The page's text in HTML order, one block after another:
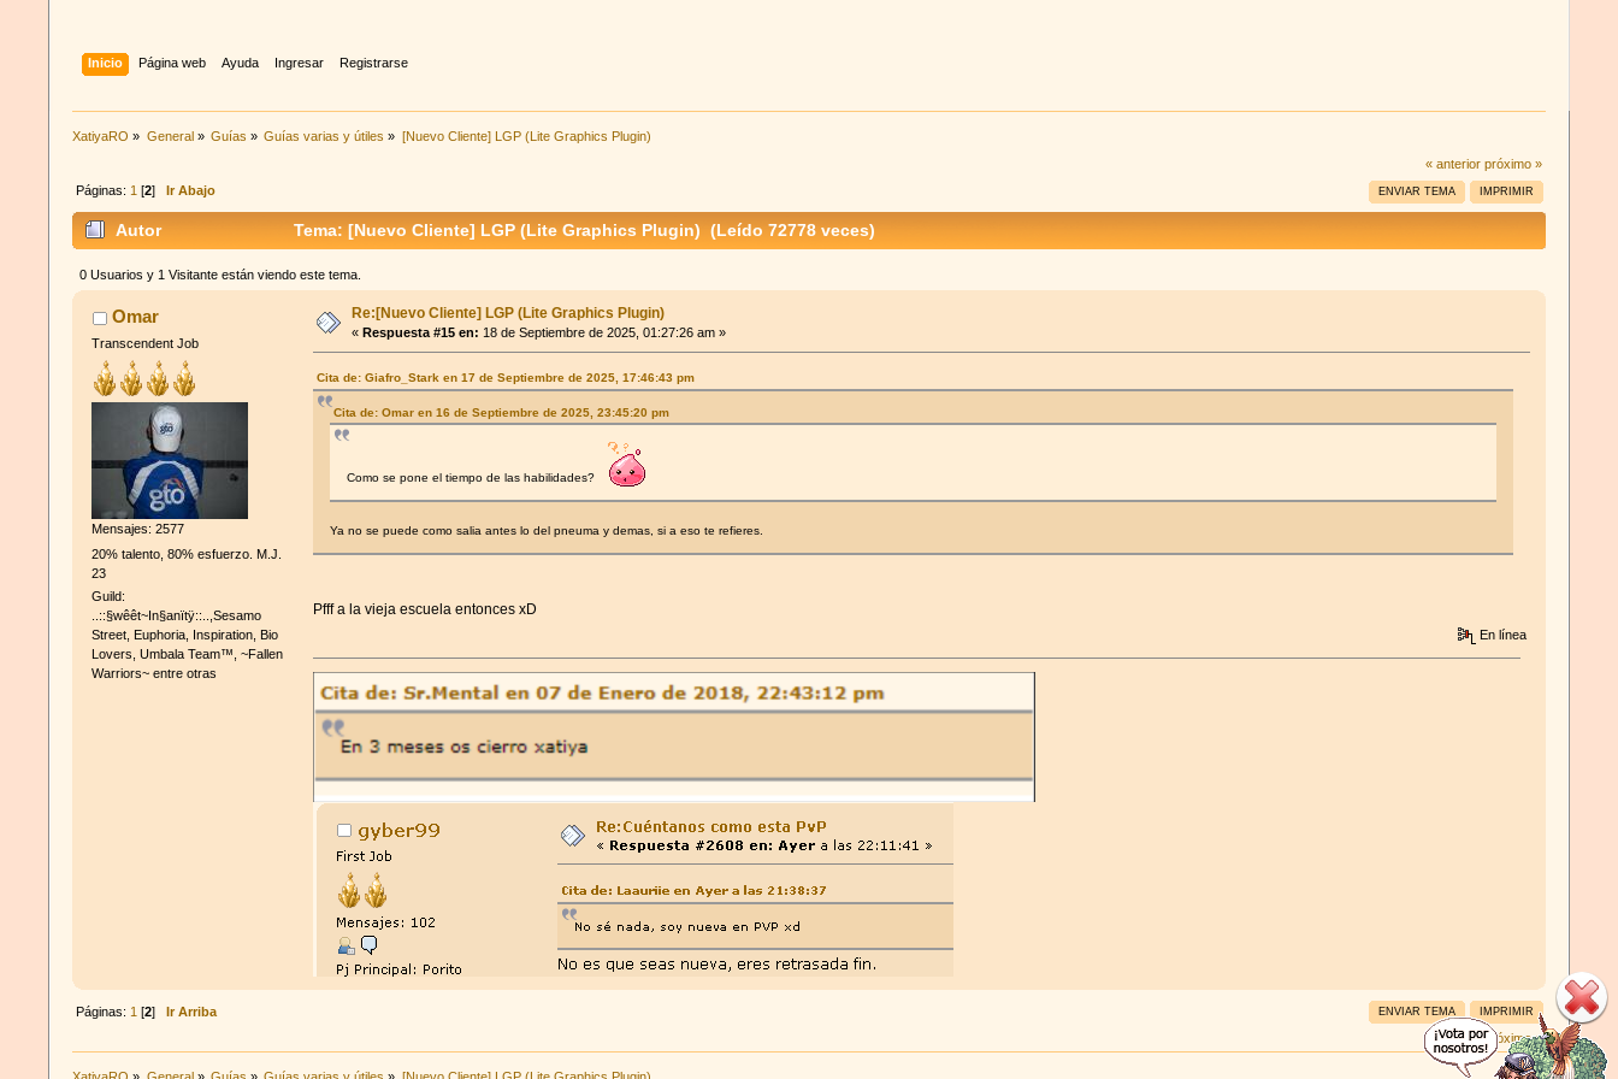
Inicio Página web Ayuda Ingresar Registrarse
XatiyaRO » General» Guías » Guías varias y útiles » [Nuevo Cliente] LGP (Lite Graphics Plugin)
« anterior próximo »
ENVIAR TEMA IMPRIMIR
Páginas: 1 [2] Ir Abajo
Autor Tema: [Nuevo Cliente] LGP (Lite Graphics Plugin) (Leído 72778 veces)
0 Usuarios y 1 Visitante están viendo este tema.
Omar
Transcendent Job
Mensajes: 2577
20% talento, 80% esfuerzo. M.J.
23
Guild:
..::§wêêt~In§anïtÿ::..,Sesamo
Street, Euphoria, Inspiration, Bio
Lovers, Umbala Team™, ~Fallen
Warriors~ entre otras
Re:[Nuevo Cliente] LGP (Lite Graphics Plugin)
« Respuesta #15 en: 18 de Septiembre de 2025, 01:27:26 am »
Cita de: Giafro_Stark en 17 de Septiembre de 2025, 17:46:43 pm
Cita de: Omar en 16 de Septiembre de 2025, 23:45:20 pm
Como se pone el tiempo de las habilidades?
Ya no se puede como salia antes lo del pneuma y demas, si a eso te refieres.
Pfff a la vieja escuela entonces xD
En línea
xatiya no existe atontaos
ENVIAR TEMA IMPRIMIR
Páginas: 1 [2] Ir Arriba
« anterior próximo »
XatiyaRO » General» Guías » Guías varias y útiles » [Nuevo Cliente] LGP (Lite Graphics Plugin)